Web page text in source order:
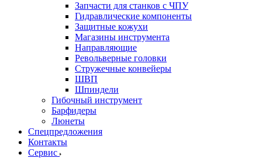
Запчасти для станков с ЧПУ
Гидравлические компоненты
Защитные кожухи
Магазины инструмента
Направляющие
Револьверные головки
Стружечные конвейеры
ШВП
Шпиндели
Гибочный инструмент
Барфидеры
Люнеты
Спецпредложения
Контакты
Сервис